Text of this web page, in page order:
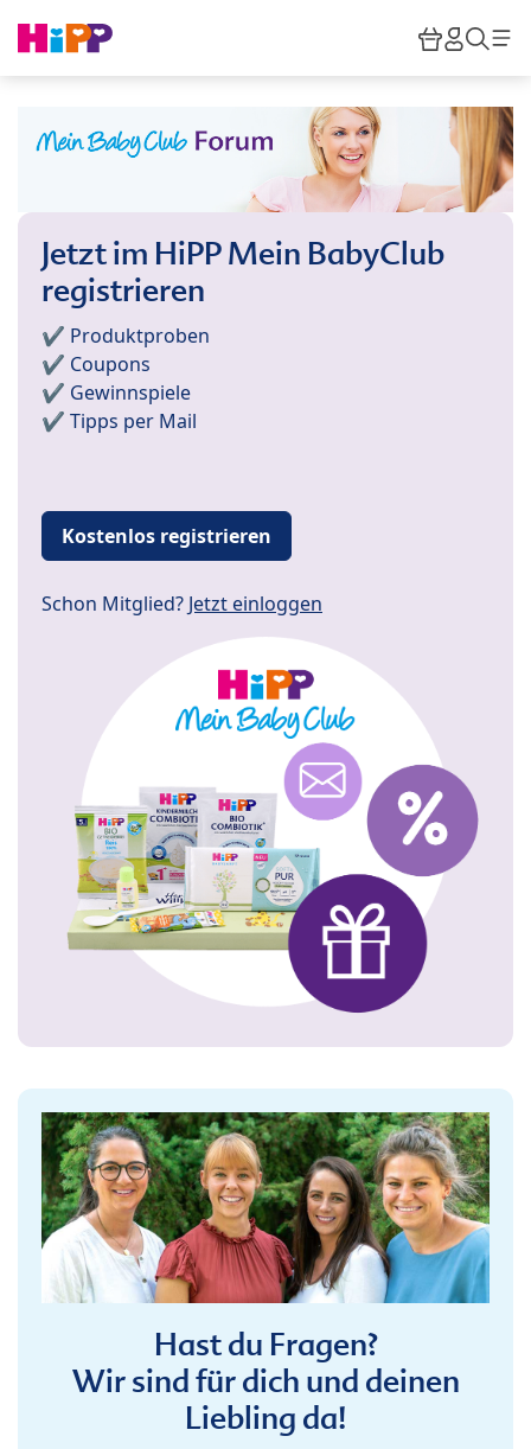
HiPP
Jetzt im HiPP Mein BabyClub
registrieren
✔️ Produktproben
✔️ Coupons
✔️ Gewinnspiele
✔️ Tipps per Mail
Kostenlos registrieren
Schon Mitglied? Jetzt einloggen
Hast du Fragen?
Wir sind für dich und deinen
Liebling da!